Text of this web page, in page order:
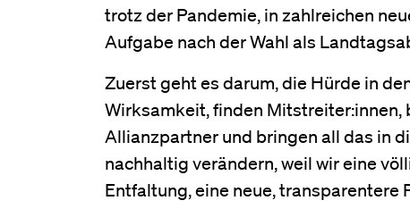
trotz der Pandemie, in zahlreichen
Aufgabe nach der Wahl als
Zuerst geht es darum, die Hürde in
Wirksamkeit, finden Mitstreiter:innen,
Allianzpartner und bringen all das in
nachhaltig verändern, weil wir eine
Entfaltung, eine neue, transparentere